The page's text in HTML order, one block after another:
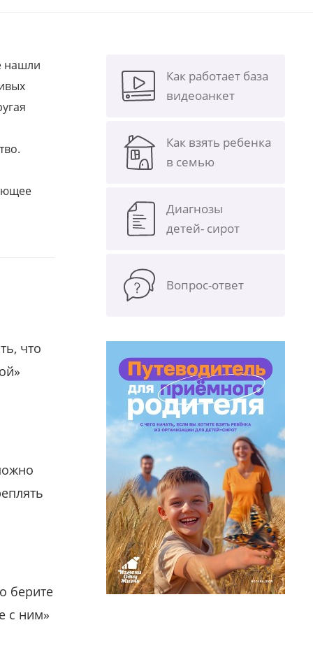
нашли
что
берите
с ним»
Как работает база
видеоанкет
Как взять ребенка
в семью
Диагнозы
детей- сирот
Вопрос-ответ